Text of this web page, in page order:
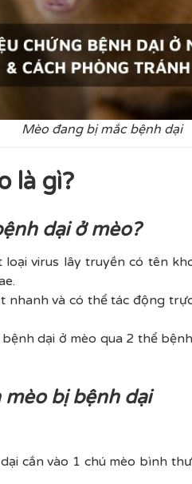
Mèo đang bị mắc bệnh dại
là gì?
dại ở mèo?
virus lây truyền có tên
nhanh và có thể tác động
dại ở mèo qua 2 thể
bị bệnh dại
cắn vào 1 chú mèo bình